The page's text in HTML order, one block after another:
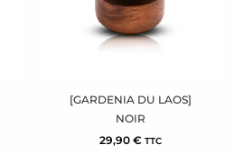
[GARDENIA DU LAOS]
NOIR
29,90 € TTC